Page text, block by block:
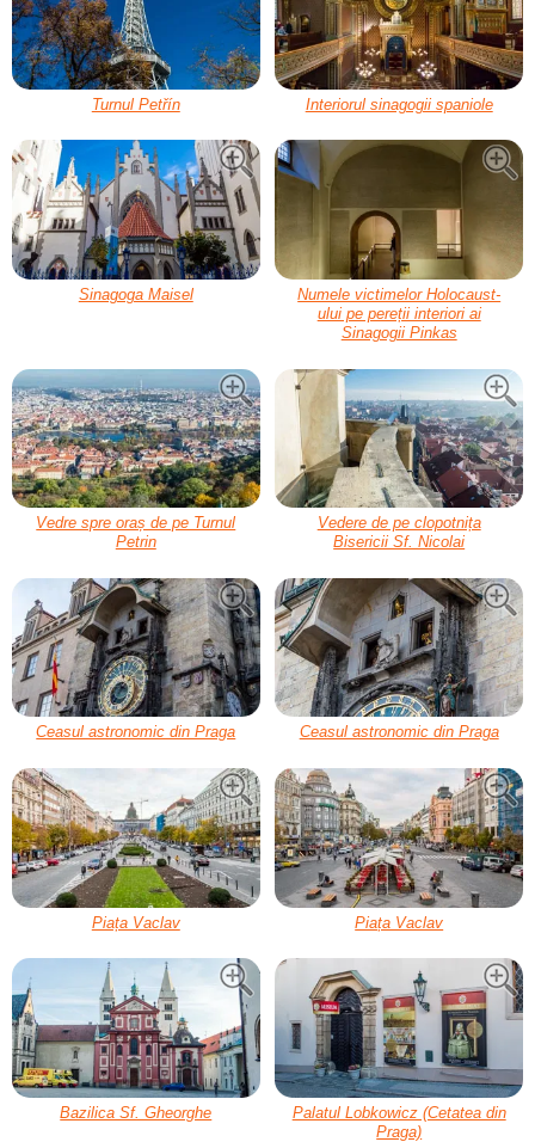
Turnul Petřín Interiorul sinagogii spaniole
Sinagoga Maisel
Numele victimelor Holocaust-
ului pe pereții interiori ai
Sinagogii Pinkas
Vedre spre oraș de pe Turnul
Petrin
Vedere de pe clopotnița
Bisericii Sf. Nicolai
Ceasul astronomic din Praga Ceasul astronomic din Praga
Piața Vaclav Piața Vaclav
Bazilica Sf. Gheorghe
Palatul Lobkowicz (Cetatea din
Praga)